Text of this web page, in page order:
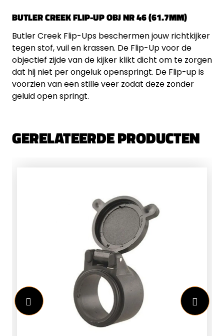
BUTLER CREEK FLIP-UP OBJ NR 46 (61.7MM)
Butler Creek Flip-Ups beschermen jouw richtkijker
tegen stof, vuil en krassen. De Flip-Up voor de
objectief zijde van de kijker klikt dicht om te zorgen
dat hij niet per ongeluk openspringt. De Flip-up is
voorzien van een stille veer zodat deze zonder
geluid open springt.
GERELATEERDE PRODUCTEN